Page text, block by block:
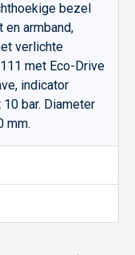
bezel
armband,
verlichte
met Eco-Drive
indicator
bar. Diameter
mm.